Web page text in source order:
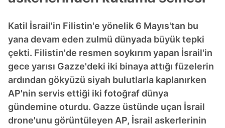
Katil İsrail'in Filistin'e yönelik 6 Mayıs'tan bu
yana devam eden zulmü dünyada büyük tepki
çekti. Filistin'de resmen soykırım yapan İsrail'in
gece yarısı Gazze'deki iki binaya attığı füzelerin
ardından gökyüzü siyah bulutlarla kaplanırken
AP'nin servis ettiği iki fotoğraf dünya
gündemine oturdu. Gazze üstünde uçan İsrail
drone'unu görüntüleyen AP, İsrail askerlerinin